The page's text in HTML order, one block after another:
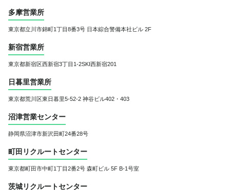
多摩営業所
東京都立川市錦町1丁目8番3号 日本綜合警備本社ビル 2F
新宿営業所
東京都新宿区西新宿3丁目1-2SKI西新宿201
日暮里営業所
東京都荒川区東日暮里5-52-2 神谷ビル402・403
沼津営業センター
静岡県沼津市新沢田町24番28号
町田リクルートセンター
東京都町田市中町1丁目2番2号 森町ビル 5F B-1号室
茨城リクルートセンター